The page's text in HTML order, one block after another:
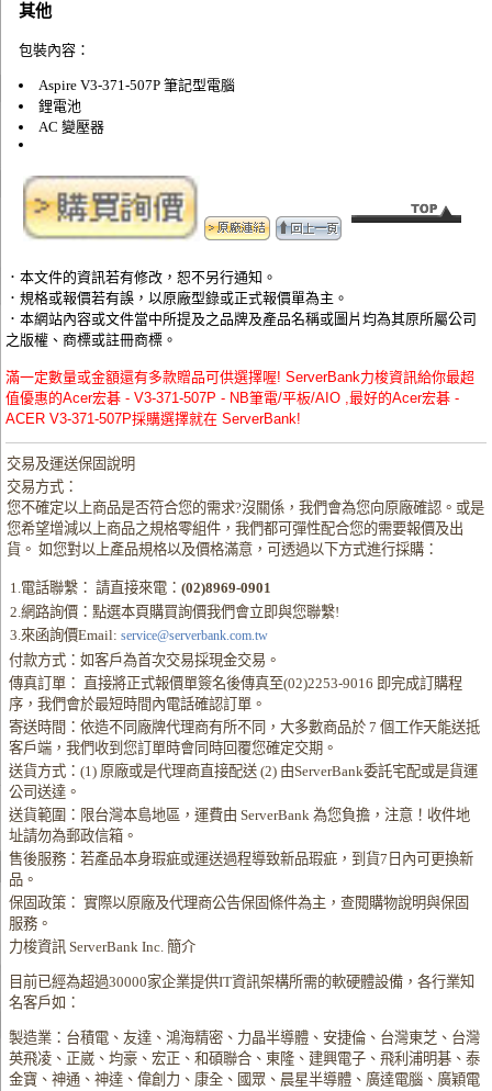
其他
包裝內容：
Aspire V3-371-507P 筆記型電腦
鋰電池
AC 變壓器
．本文件的資訊若有修改，恕不另行通知。
．規格或報價若有誤，以原廠型錄或正式報價單為主。
．本網站內容或文件當中所提及之品牌及產品名稱或圖片均為其原所屬公司
之版權、商標或註冊商標。
滿一定數量或金額還有多款贈品可供選擇喔! ServerBank力梭資訊給你最超
值優惠的Acer宏碁 - V3-371-507P - NB筆電/平板/AIO ,最好的Acer宏碁 -
ACER V3-371-507P採購選擇就在 ServerBank!
交易及運送保固說明
交易方式：
您不確定以上商品是否符合您的需求?沒關係，我們會為您向原廠確認。或是
您希望增減以上商品之規格零組件，我們都可彈性配合您的需要報價及出
貨。 如您對以上產品規格以及價格滿意，可透過以下方式進行採購：
1.電話聯繫： 請直接來電：(02)8969-0901
2.網路詢價：點選本頁購買詢價我們會立即與您聯繫!
3.來函詢價Email: service@serverbank.com.tw
付款方式：如客戶為首次交易採現金交易。
傳真訂單： 直接將正式報價單簽名後傳真至(02)2253-9016 即完成訂購程
序，我們會於最短時間內電話確認訂單。
寄送時間：依造不同廠牌代理商有所不同，大多數商品於 7 個工作天能送抵
客戶端，我們收到您訂單時會同時回覆您確定交期。
送貨方式：(1) 原廠或是代理商直接配送 (2) 由ServerBank委託宅配或是貨運
公司送達。
送貨範圍：限台灣本島地區，運費由 ServerBank 為您負擔，注意！收件地
址請勿為郵政信箱。
售後服務：若產品本身瑕疵或運送過程導致新品瑕疵，到貨7日內可更換新
品。
保固政策： 實際以原廠及代理商公告保固條件為主，查閱購物說明與保固
服務。
力梭資訊 ServerBank Inc. 簡介
目前已經為超過30000家企業提供IT資訊架構所需的軟硬體設備，各行業知
名客戶如：
製造業：台積電、友達、鴻海精密、力晶半導體、安捷倫、台灣東芝、台灣
英飛凌、正崴、均豪、宏正、和碩聯合、東隆、建興電子、飛利浦明碁、泰
金寶、神通、神達、偉創力、康全、國眾、晨星半導體、廣達電腦、廣穎電